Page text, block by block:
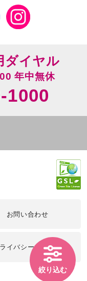
絞り込む
ダイヤル
年中無休
1000
お問い合わせ
イバシーポリシー